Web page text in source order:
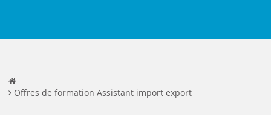
Offres de formation Assistant import export